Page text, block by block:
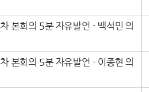
본회의 5분 자유발언 - 백석민 의
본회의 5분 자유발언 - 이종현 의